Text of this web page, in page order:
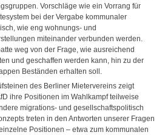
Vorschläge wie ein Vorrang für
bei der Vergabe kommunaler
wie eng wohnungs- und
miteinander verbunden werden.
weg von der Frage, wie ausreichend
und geschaffen werden kann, hin zu der
Beständen erhalten soll.
des Berliner Mietervereins zeigt
ihre Positionen im Wahlkampf teilweise
migrations- und gesellschaftspolitisch
treten in den Antworten unserer Fragen
Positionen – etwa zum kommunalen